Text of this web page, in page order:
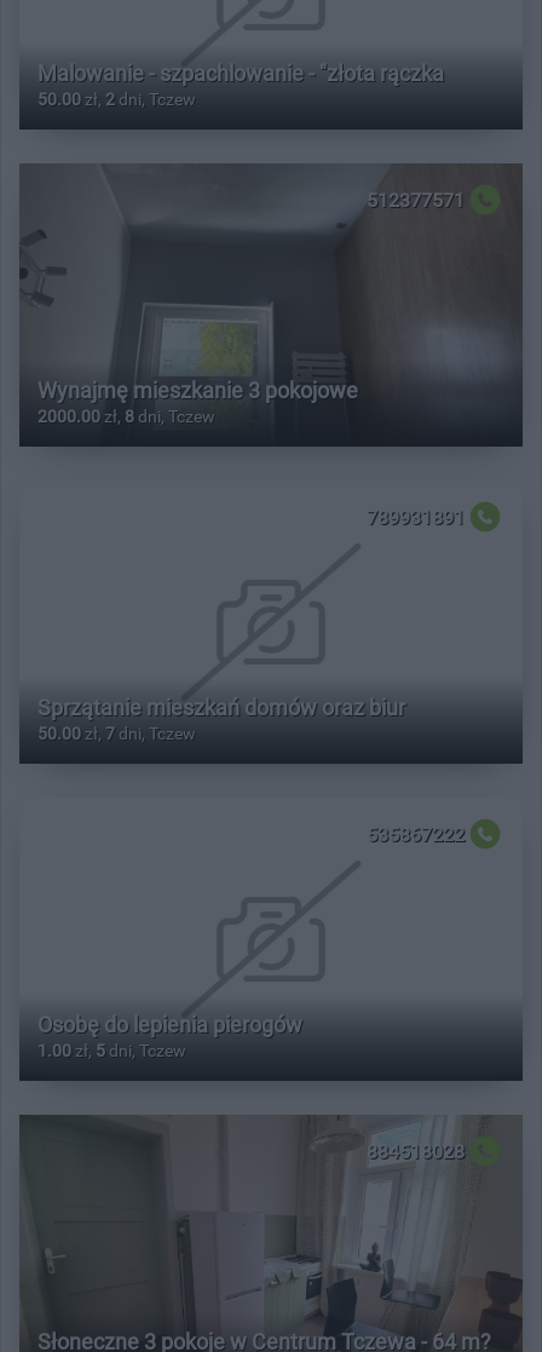
Malowanie - szpachlowanie - "złota rączka
50.00 zł, 2 dni, Tczew
512377571
Wynajmę mieszkanie 3 pokojowe
2000.00 zł, 8 dni, Tczew
789931891
Sprzątanie mieszkań domów oraz biur
50.00 zł, 7 dni, Tczew
535867222
Osobę do lepienia pierogów
1.00 zł, 5 dni, Tczew
884518028
Słoneczne 3 pokoje w Centrum Tczewa - 64 m?